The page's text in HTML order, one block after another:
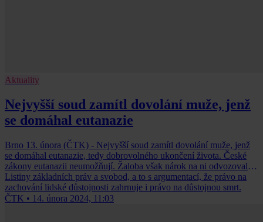
Aktuality
Nejvyšší soud zamítl dovolání muže, jenž
se domáhal eutanazie
Brno 13. února (ČTK) - Nejvyšší soud zamítl dovolání muže, jenž
se domáhal eutanazie, tedy dobrovolného ukončení života. České
zákony eutanazii neumožňují. Žaloba však nárok na ni odvozovala z
Listiny základních práv a svobod, a to s argumentací, že právo na
zachování lidské důstojnosti zahrnuje i právo na důstojnou smrt.
ČTK • 14. února 2024, 11:03